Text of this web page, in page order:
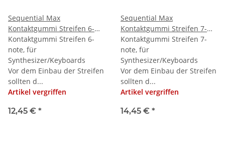
Sequential Max
Kontaktgummi Streifen 6-
note
Kontaktgummi Streifen 6-
note, für
Synthesizer/Keyboards
Vor dem Einbau der Streifen
sollten d...
Artikel vergriffen
12,45 € *
Sequential Max
Kontaktgummi Streifen 7-
note
Kontaktgummi Streifen 7-
note, für
Synthesizer/Keyboards
Vor dem Einbau der Streifen
sollten d...
Artikel vergriffen
14,45 € *